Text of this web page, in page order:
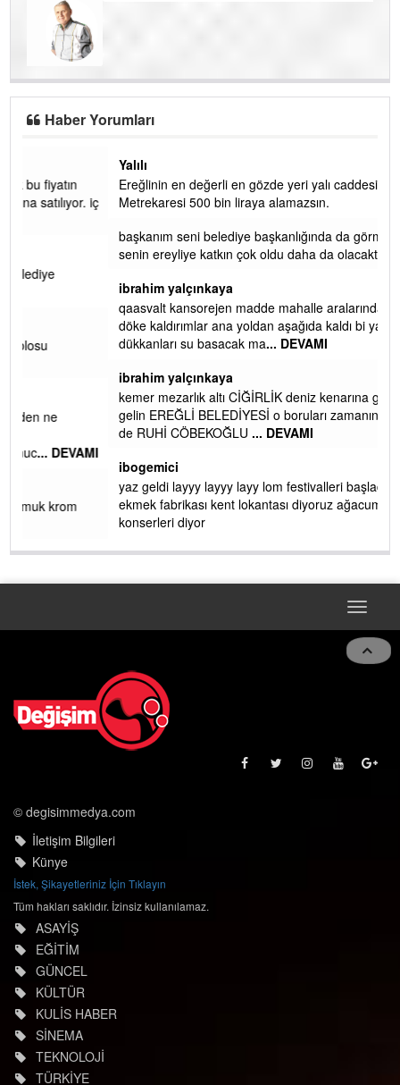
Uzman Klinik Psikolog Erkan EZERÇE
SEVGİ ASLA YETMEZ!
Haber Yorumları
Yalılı
Ereğlinin en değerli en gözde yeri yalı caddesi ve çevresidir.
Metrekaresi 500 bin liraya alamazsın.
başkanım seni belediye başkanlığında da görmek isteriz
senin ereyliye katkın çok oldu daha da olacaktır
ibrahim yalçınkaya
qaasvalt kansorejen madde mahalle aralarında asvalt döke
döke kaldırımlar ana yoldan aşağıda kaldı bi yağmurda
dükkanları su basacak ma ... DEVAMI
ibrahim yalçınkaya
kemer mezarlık altı CİĞİRLİK deniz kenarına giden yola
gelin EREĞLİ BELEDİYESİ o boruları zamanında tüm ereğli
de RUHİ CÖBEKOĞLU ... DEVAMI
yaz geldi layyy layyy layy lom festivalleri başladı biz halk
ekmek fabrikası kent lokantası diyoruz ağacum yaz
konserleri diyor
Toggle
© degisimmedya.com
İletişim Bilgileri
Künye
İstek, Şikayetleriniz İçin Tıklayın
Tüm hakları saklıdır. İzinsiz kullanılamaz.
ASAYİŞ
EĞİTİM
GÜNCEL
KÜLTÜR
KULİS HABER
SİNEMA
TEKNOLOJİ